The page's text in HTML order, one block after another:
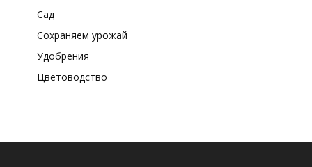
Сад
Сохраняем урожай
Удобрения
Цветоводство